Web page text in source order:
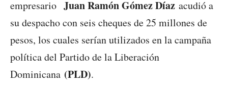
empresario Juan Ramón Gómez Díaz acudió a
su despacho con seis cheques de 25 millones de
pesos, los cuales serían utilizados en la campaña
política del Partido de la Liberación
Dominicana (PLD).